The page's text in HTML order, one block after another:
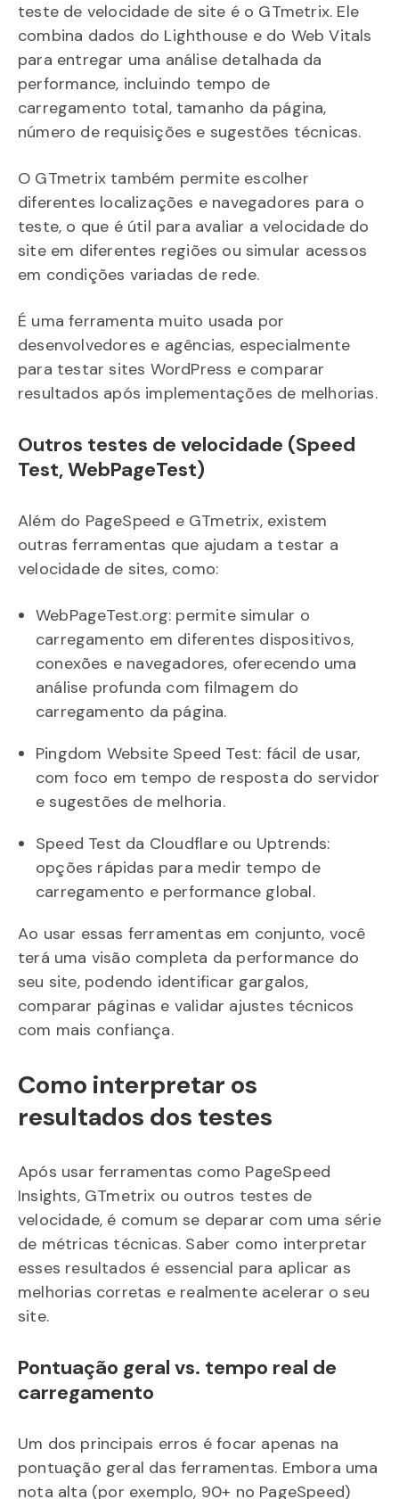
teste de velocidade de site é o GTmetrix. Ele
combina dados do Lighthouse e do Web Vitals
para entregar uma análise detalhada da
performance, incluindo tempo de
carregamento total, tamanho da página,
número de requisições e sugestões técnicas.
O GTmetrix também permite escolher
diferentes localizações e navegadores para o
teste, o que é útil para avaliar a velocidade do
site em diferentes regiões ou simular acessos
em condições variadas de rede.
É uma ferramenta muito usada por
desenvolvedores e agências, especialmente
para testar sites WordPress e comparar
resultados após implementações de melhorias.
Outros testes de velocidade (Speed
Test, WebPageTest)
Além do PageSpeed e GTmetrix, existem
outras ferramentas que ajudam a testar a
velocidade de sites, como:
WebPageTest.org: permite simular o
carregamento em diferentes dispositivos,
conexões e navegadores, oferecendo uma
análise profunda com filmagem do
carregamento da página.
Pingdom Website Speed Test: fácil de usar,
com foco em tempo de resposta do servidor
e sugestões de melhoria.
Speed Test da Cloudflare ou Uptrends:
opções rápidas para medir tempo de
carregamento e performance global.
Ao usar essas ferramentas em conjunto, você
terá uma visão completa da performance do
seu site, podendo identificar gargalos,
comparar páginas e validar ajustes técnicos
com mais confiança.
Como interpretar os
resultados dos testes
Após usar ferramentas como PageSpeed
Insights, GTmetrix ou outros testes de
velocidade, é comum se deparar com uma série
de métricas técnicas. Saber como interpretar
esses resultados é essencial para aplicar as
melhorias corretas e realmente acelerar o seu
site.
Pontuação geral vs. tempo real de
carregamento
Um dos principais erros é focar apenas na
pontuação geral das ferramentas. Embora uma
nota alta (por exemplo, 90+ no PageSpeed)